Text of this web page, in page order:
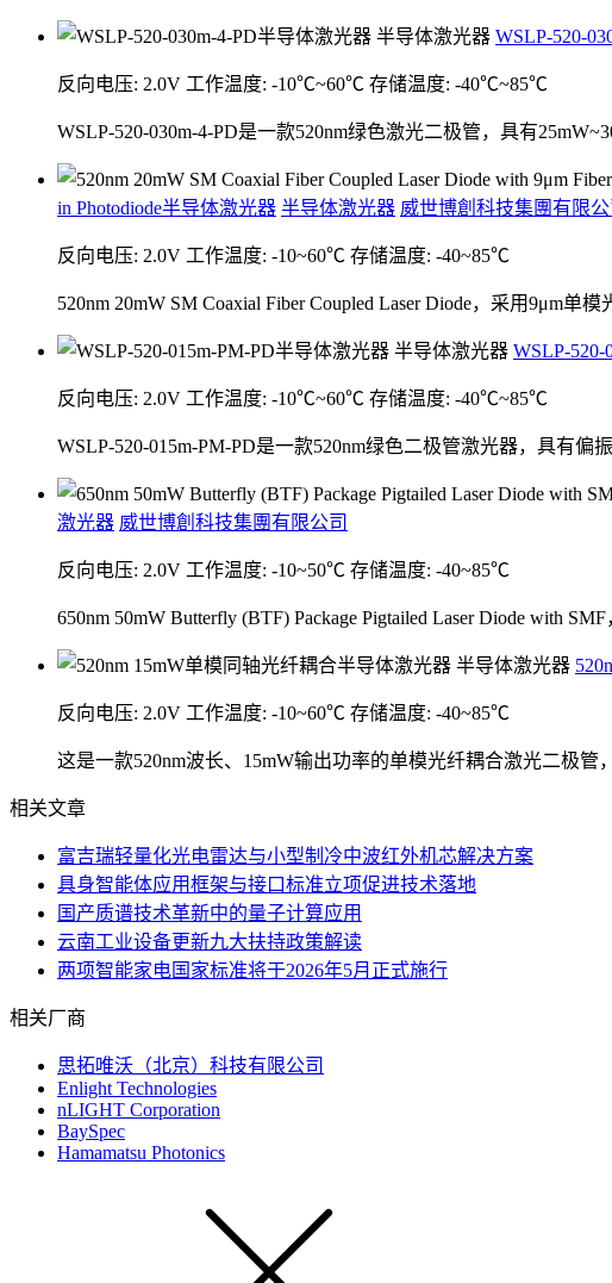
WSLP-520-
反向电压: 2.0V 工作温度: -10℃~60℃ 存储温度: -40℃~85℃
WSLP-520-030m-4-PD是一款520nm绿色激光二极管，具有
in Photodiode半导体激光器 半导体激光器 威世博創科技集團有限公
反向电压: 2.0V 工作温度: -10~60℃ 存储温度: -40~85℃
520nm 20mW SM Coaxial Fiber Coupled Laser Diode，采用9μm单
WSLP-
反向电压: 2.0V 工作温度: -10℃~60℃ 存储温度: -40℃~85℃
WSLP-520-015m-PM-PD是一款520nm绿色二极管激光器，具有
激光器 威世博創科技集團有限公司
反向电压: 2.0V 工作温度: -10~50℃ 存储温度: -40~85℃
650nm 50mW Butterfly (BTF) Package Pigtailed Laser Diode with
反向电压: 2.0V 工作温度: -10~60℃ 存储温度: -40~85℃
这是一款520nm波长、15mW输出功率的单模光纤耦合激光二极管
相关文章
富吉瑞轻量化光电雷达与小型制冷中波红外机芯解决方案
具身智能体应用框架与接口标准立项促进技术落地
国产质谱技术革新中的量子计算应用
云南工业设备更新九大扶持政策解读
两项智能家电国家标准将于2026年5月正式施行
相关厂商
思拓唯沃（北京）科技有限公司
Enlight Technologies
nLIGHT Corporation
BaySpec
Hamamatsu Photonics